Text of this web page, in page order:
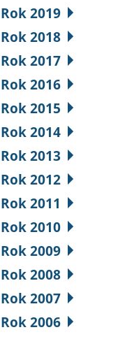
Rok 2019
Rok 2018
Rok 2017
Rok 2016
Rok 2015
Rok 2014
Rok 2013
Rok 2012
Rok 2011
Rok 2010
Rok 2009
Rok 2008
Rok 2007
Rok 2006